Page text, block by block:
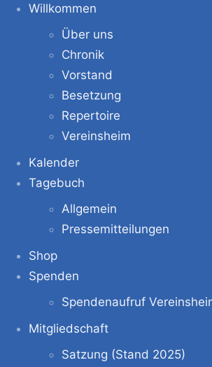
Willkommen
Über uns
Chronik
Vorstand
Besetzung
Repertoire
Vereinsheim
Kalender
Tagebuch
Allgemein
Pressemitteilungen
Shop
Spenden
Spendenaufruf
Mitgliedschaft
Satzung (Stand 2025)